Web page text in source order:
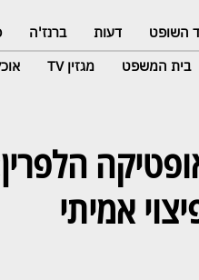
השופט דעות ברנז'ה
בית המשפט מגזין TV
אמיתי